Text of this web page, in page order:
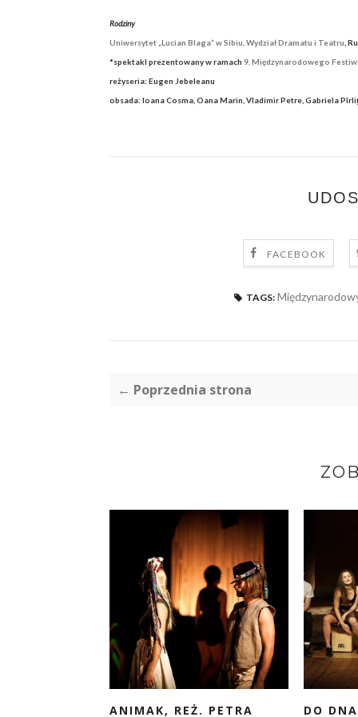
Rodziny
Uniwersytet „Lucian Blaga” w Sibiu, Wydział Dramatu i Teatru ,
*spektakl prezentowany w ramach 9. Międzynarodowego
reżyseria: Eugen Jebeleanu
obsada: Ioana Cosma, Oana Marin, Vladimir Petre, Gabriela
FACEBOOK
TAGS:
← Poprzednia strona
ANIMAK, REŻ. PETRA DO